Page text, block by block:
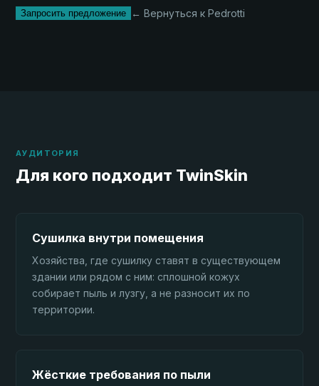
Запросить предложение ← Вернуться к Pedrotti
АУДИТОРИЯ
Для кого подходит TwinSkin
Сушилка внутри помещения
Хозяйства, где сушилку ставят в существующем
здании или рядом с ним: сплошной кожух
собирает пыль и лузгу, а не разносит их по
территории.
Жёсткие требования по пыли